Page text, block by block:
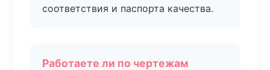
соответствия и паспорта качества.
Работаете ли по чертежам